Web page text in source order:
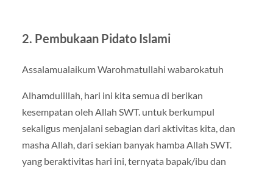
2. Pembukaan Pidato Islami
Assalamualaikum Warohmatullahi wabarokatuh
Alhamdulillah, hari ini kita semua di berikan
kesempatan oleh Allah SWT. untuk berkumpul
sekaligus menjalani sebagian dari aktivitas kita, dan
masha Allah, dari sekian banyak hamba Allah SWT.
yang beraktivitas hari ini, ternyata bapak/ibu dan